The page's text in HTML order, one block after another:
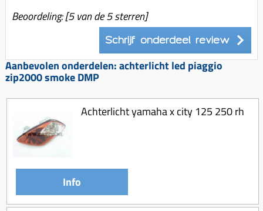
Koppeling trekveer
Koeling (delen)
Overbrenging
Beoordeling:[5van de 5 sterren]
Schrijf onderdeel review
Aanbevolen onderdelen: achterlicht led piaggio
zip2000 smoke DMP
Achterlicht yamaha x city 125 250 rh
Info